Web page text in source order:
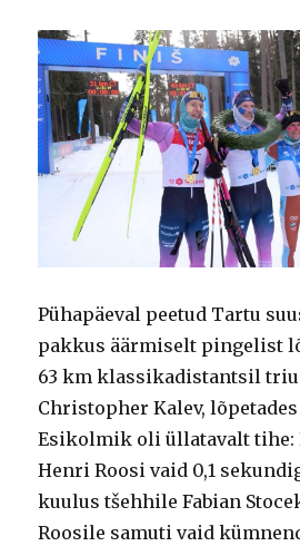
Pühapäeval peetud Tartu
pakkus äärmiselt pingelist
63 km klassikadistantsil
Christopher Kalev, lõpetades
Esikolmik oli üllatavalt tihe:
Henri Roosi vaid 0,1
kuulus tšehhile Fabian
Roosile samuti vaid